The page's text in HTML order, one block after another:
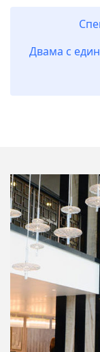
Двама с